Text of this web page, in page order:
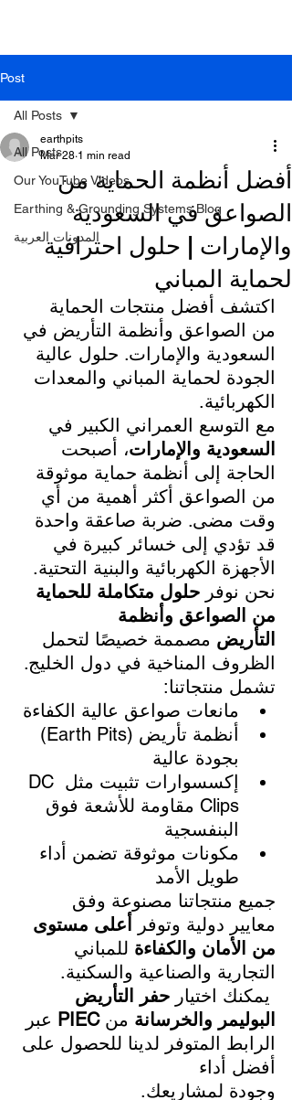
Post
All Posts
Our YouTube Videos
Earthing & Grounding Systems Blog
المدونات العربية
All Posts
أفضل أنظمة الحماية من
الصواعق في السعودية
والإمارات | حلول احترافية
لحماية المباني
earthpits
Mar 28 1 min read
اكتشف أفضل منتجات الحماية
من الصواعق وأنظمة التأريض في
السعودية والإمارات. حلول عالية
الجودة لحماية المباني والمعدات
الكهربائية.
مع التوسع العمراني الكبير في
السعودية والإمارات، أصبحت
الحاجة إلى أنظمة حماية موثوقة
من الصواعق أكثر أهمية من أي
وقت مضى. ضربة صاعقة واحدة
قد تؤدي إلى خسائر كبيرة في
الأجهزة الكهربائية والبنية التحتية.
نحن نوفر حلول متكاملة للحماية
من الصواعق وأنظمة
التأريض مصممة خصيصًا لتحمل
الظروف المناخية في دول الخليج.
تشمل منتجاتنا:
مانعات صواعق عالية الكفاءة
أنظمة تأريض (Earth Pits)
بجودة عالية
إكسسوارات تثبيت مثل DC
Clips مقاومة للأشعة فوق
البنفسجية
مكونات موثوقة تضمن أداء
طويل الأمد
جميع منتجاتنا مصنوعة وفق
معايير دولية وتوفر
أعلى مستوى
من الأمان والكفاءة للمباني
التجارية والصناعية والسكنية.
حفر التأريض
البوليمر والخرسانة من PIEC عبر
الرابط المتوفر لدينا للحصول على
أفضل أداء
وجودة لمشاريعك.